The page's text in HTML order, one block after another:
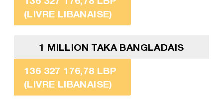
(LIVRE LIBANAISE)
1 MILLION TAKA BANGLADAIS
136 327 176,78 LBP
(LIVRE LIBANAISE)